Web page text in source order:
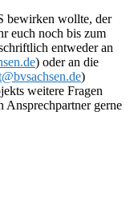
bewirken wollte, der
euch noch bis zum
entweder an
) oder an die
)
weitere Fragen
Ansprechpartner gerne